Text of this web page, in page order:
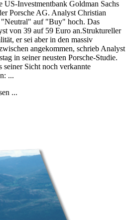
Investmentbank Goldman Sachs
Porsche AG. Analyst Christian
"Neutral" auf "Buy" hoch. Das
von 39 auf 59 Euro an.Struktureller
er sei aber in den massiv
angekommen, schrieb Analyst
in seiner neusten Porsche-Studie.
seiner Sicht noch verkannte
...
...